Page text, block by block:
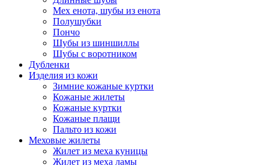
Мех енота, шубы из енота
Полушубки
Пончо
Шубы из шиншиллы
Шубы с воротником
Дубленки
Изделия из кожи
Зимние кожаные куртки
Кожаные жилеты
Кожаные куртки
Кожаные плащи
Пальто из кожи
Меховые жилеты
Жилет из меха куницы
Жилет из меха ламы